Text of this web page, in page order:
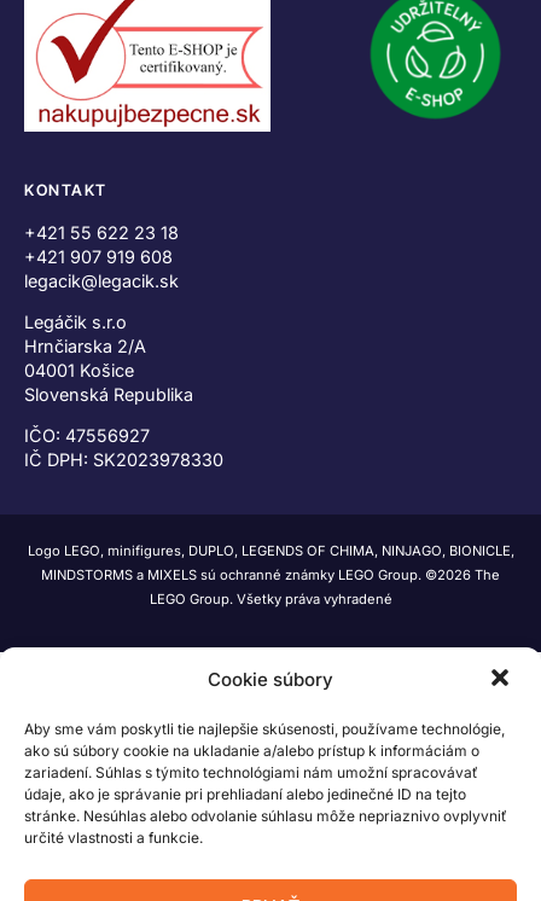
Cookie súbory
Aby sme vám poskytli tie najlepšie skúsenosti, používame technológie,
ako sú súbory cookie na ukladanie a/alebo prístup k informáciám o
zariadení. Súhlas s týmito technológiami nám umožní spracovávať
údaje, ako je správanie pri prehliadaní alebo jedinečné ID na tejto
stránke. Nesúhlas alebo odvolanie súhlasu môže nepriaznivo ovplyvniť
určité vlastnosti a funkcie.
KONTAKT
+421 55 622 23 18
+421 907 919 608
legacik@legacik.sk
Legáčik s.r.o
Hrnčiarska 2/A
04001 Košice
Slovenská Republika
IČO: 47556927
IČ DPH: SK2023978330
Logo LEGO, minifigures, DUPLO, LEGENDS OF CHIMA, NINJAGO, BIONICLE,
MINDSTORMS a MIXELS sú ochranné známky LEGO Group. ©2026 The
LEGO Group. Všetky práva vyhradené